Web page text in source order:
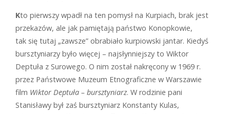
Kto pierwszy wpadł na ten pomysł na Kurpiach, brak jest
przekazów, ale jak pamiętają państwo Konopkowie,
tak się tutaj „zawsze” obrabiało kurpiowski jantar. Kiedyś
bursztyniarzy było więcej – najsłynniejszy to Wiktor
Deptuła z Surowego. O nim został nakręcony w 1969 r.
przez Państwowe Muzeum Etnograficzne w Warszawie
film Wiktor Deptuła – bursztyniarz. W rodzinie pani
Stanisławy był zaś bursztyniarz Konstanty Kulas,